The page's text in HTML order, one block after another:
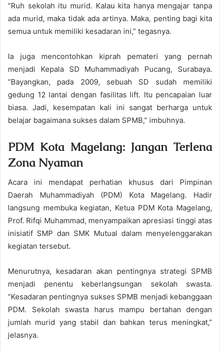
“Ruh sekolah itu murid. Kalau kita hanya mengajar tanpa
ada murid, maka tidak ada artinya. Maka, penting bagi kita
semua untuk memiliki kesadaran ini,” tegasnya.
Ia juga mencontohkan kiprah pemateri yang pernah
menjadi Kepala SD Muhammadiyah Pucang, Surabaya.
“Bayangkan, pada 2009, sebuah SD sudah memiliki
gedung 12 lantai dengan fasilitas lift. Itu pencapaian luar
biasa. Jadi, kesempatan kali ini sangat berharga untuk
belajar bagaimana sukses dalam SPMB,” imbuhnya.
PDM Kota Magelang: Jangan Terlena
Zona Nyaman
Acara ini mendapat perhatian khusus dari Pimpinan
Daerah Muhammadiyah (PDM) Kota Magelang. Hadir
langsung membuka kegiatan, Ketua PDM Kota Magelang,
Prof. Rifqi Muhammad, menyampaikan apresiasi tinggi atas
inisiatif SMP dan SMK Mutual dalam menyelenggarakan
kegiatan tersebut.
Menurutnya, kesadaran akan pentingnya strategi SPMB
menjadi penentu keberlangsungan sekolah swasta.
“Kesadaran pentingnya sukses SPMB menjadi kebanggaan
PDM. Sekolah swasta harus mampu bertahan dengan
jumlah murid yang stabil dan bahkan terus meningkat,”
jelasnya.